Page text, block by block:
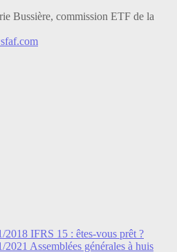
Bussière, commission ETF de la
2018 IFRS 15 : êtes-vous prêt ?
2021 Assemblées générales à huis